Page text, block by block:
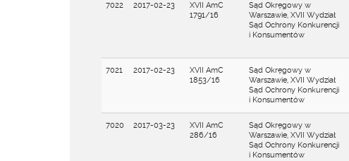
7022 2017-02-23
XVII AmC
1791/16
Sąd Okręgowy w
Warszawie, XVII Wydział
Sąd Ochrony Konkurencji
i Konsumentów
7021 2017-02-23
XVII AmC
1853/16
Sąd Okręgowy w
Warszawie, XVII Wydział
Sąd Ochrony Konkurencji
i Konsumentów
7020 2017-03-23
XVII AmC
286/16
Sąd Okręgowy w
Warszawie, XVII Wydział
Sąd Ochrony Konkurencji
i Konsumentów